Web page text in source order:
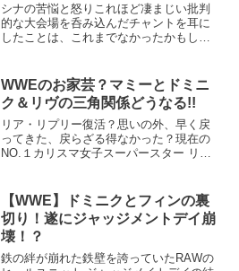
シナの苦悩と怒りこれほど凄まじい批判
的な大会場を呑み込んだチャントを耳に
したことは、これまでなかったかもしれ
ンとなり登場すると、会場全体を揺るが
すような大チャント（ブ...
WWEのお家芸？マミーとドミニ
ク＆リヴの三角関係どうなる!!
リア・リプリー復活？思いの外、早く戻
ってきた、戻らざる得なかった？現在の
NO.１カリスマ女子スーパースター リ
（笑）大ブーイング男ドミニクが、こと
もあろうに現WWE女子王...
【WWE】ドミニクとフィンの裏
切り！遂にジャッジメントデイ崩
壊！？
鉄の絆が崩れた鉄壁を誇っていたRAWの